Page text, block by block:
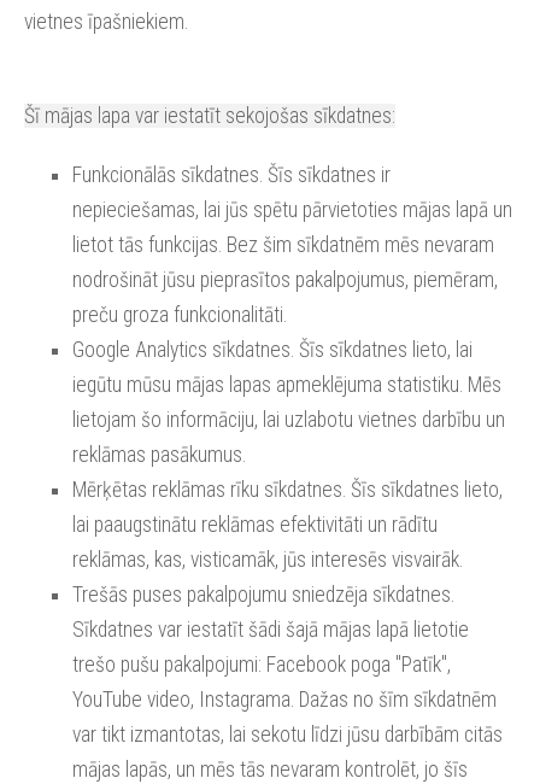
vietnes īpašniekiem.
Šī mājas lapa var iestatīt sekojošas sīkdatnes:
Funkcionālās sīkdatnes. Šīs sīkdatnes ir
nepieciešamas, lai jūs spētu pārvietoties mājas lapā un
lietot tās funkcijas. Bez šim sīkdatnēm mēs nevaram
nodrošināt jūsu pieprasītos pakalpojumus, piemēram,
preču groza funkcionalitāti.
Google Analytics sīkdatnes. Šīs sīkdatnes lieto, lai
iegūtu mūsu mājas lapas apmeklējuma statistiku. Mēs
lietojam šo informāciju, lai uzlabotu vietnes darbību un
reklāmas pasākumus.
Mērķētas reklāmas rīku sīkdatnes. Šīs sīkdatnes lieto,
lai paaugstinātu reklāmas efektivitāti un rādītu
reklāmas, kas, visticamāk, jūs interesēs visvairāk.
Trešās puses pakalpojumu sniedzēja sīkdatnes.
Sīkdatnes var iestatīt šādi šajā mājas lapā lietotie
trešo pušu pakalpojumi: Facebook poga "Patīk",
YouTube video, Instagrama. Dažas no šīm sīkdatnēm
var tikt izmantotas, lai sekotu līdzi jūsu darbībām citās
mājas lapās, un mēs tās nevaram kontrolēt, jo šīs